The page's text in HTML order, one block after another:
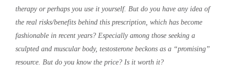
therapy or perhaps you use it yourself. But do you have any idea of ​​
the real risks/benefits behind this prescription, which has become
fashionable in recent years? Especially among those seeking a
sculpted and muscular body, testosterone beckons as a “promising”
resource. But do you know the price? Is it worth it?